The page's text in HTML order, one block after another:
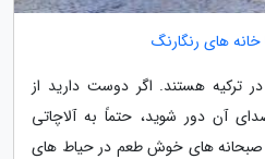
های رنگارنگ
ترکیه هستند. اگر دوست دارید از
آن دور شوید، حتماً به آلاچاتی
صبحانه های خوش طعم در حیاط های